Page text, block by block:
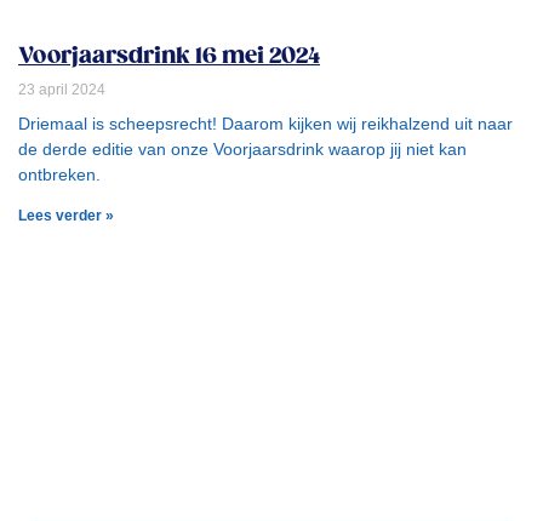
Voorjaarsdrink 16 mei 2024
23 april 2024
Driemaal is scheepsrecht! Daarom kijken wij reikhalzend uit naar
de derde editie van onze Voorjaarsdrink waarop jij niet kan
ontbreken.
Lees verder »